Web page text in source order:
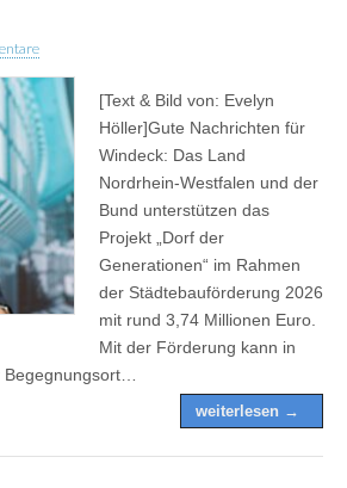
[Text & Bild von: Evelyn
Höller]Gute Nachrichten für
Windeck: Das Land
Nordrhein-Westfalen und der
Bund unterstützen das
Projekt „Dorf der
Generationen“ im Rahmen
der Städtebauförderung 2026
mit rund 3,74 Millionen Euro.
Mit der Förderung kann in
weiterlesen →